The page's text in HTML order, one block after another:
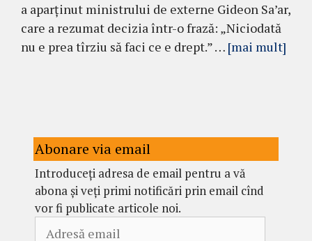
a aparținut ministrului de externe Gideon Sa’ar,
care a rezumat decizia într-o frază: „Niciodată
nu e prea tîrziu să faci ce e drept.” … [mai mult]
Abonare via email
Introduceți adresa de email pentru a vă
abona și veți primi notificări prin email cînd
vor fi publicate articole noi.